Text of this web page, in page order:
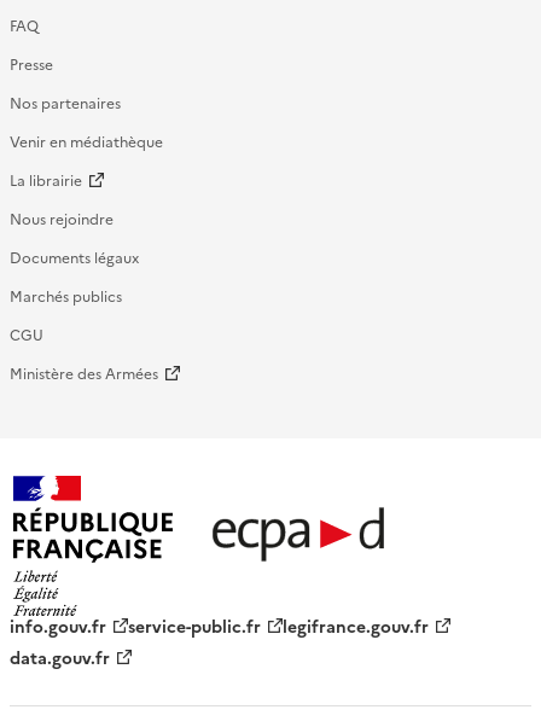
FAQ
Presse
Nos partenaires
Venir en médiathèque
La librairie
Nous rejoindre
Documents légaux
Marchés publics
CGU
Ministère des Armées
française - ECPAD
info.gouv.fr service-public.fr
legifrance.gouv.fr
data.gouv.fr